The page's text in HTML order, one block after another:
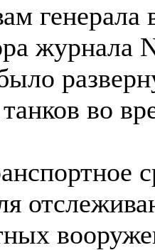
генерала
журнала
во